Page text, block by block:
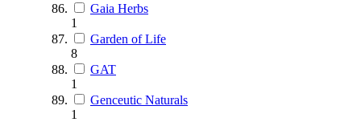
Gaia Herbs
1
Garden of Life
8
GAT
1
Genceutic Naturals
1